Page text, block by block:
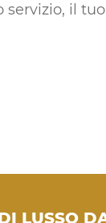
servizio, il